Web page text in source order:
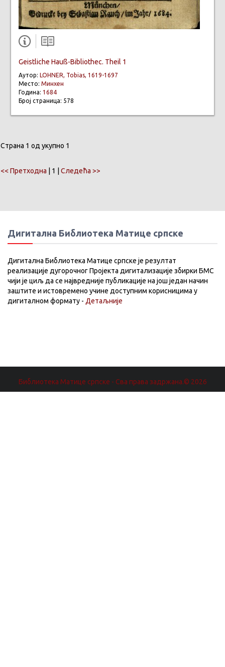
Geistliche Hauß-Bibliothec. Theil 1
Аутор: LOHNER, Tobias, 1619-1697
Место: Минхен
Година: 1684
Број страница: 578
Страна 1 од укупно 1
<< Претходна | 1 | Следећа >>
Дигитална Библиотека Матице српске
Дигитална Библиотека Матице српске је резултат
реализације дугорочног Пројекта дигитализације збирки БМС
чији је циљ да се највредније публикације на још један начин
заштите и истовремено учине доступним корисницима у
дигиталном формату - Детаљније
Библиотека Матице српске - Сва права задржана.© 2026